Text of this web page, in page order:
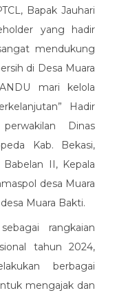
Bapak Jauhari
yang hadir
mendukung
di Desa Muara
mari kelola
Hadir
Dinas
Kab. Bekasi,
Babelan II, Kepala
desa Muara
Muara Bakti.
rangkaian
tahun 2024,
berbagai
mengajak dan